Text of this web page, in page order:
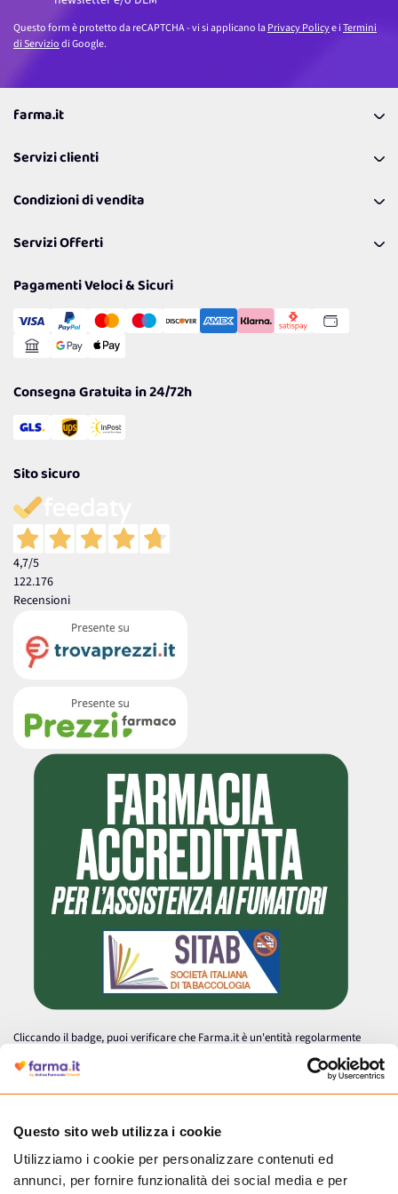
Questo sito web utilizza i cookie
Utilizziamo i cookie per personalizzare contenuti ed
annunci, per fornire funzionalità dei social media e per
Questo form è protetto da reCAPTCHA - vi si applicano laPrivacy Policye iTermini
di Serviziodi Google.
farma.it
Coupon
Lavora con noi
Politiche per la parità di genere
Servizi clienti
Richiamami
Resi
Condizioni di vendita
Spedizioni
Cookie Policy
Gestisci Cookie
Servizi Offerti
Reso Facile e Veloce
Pagamenti Veloci & Sicuri
Consegna Gratuita in 24/72h
Sito sicuro
4,7/5
122.176
Recensioni
Cliccando il badge, puoi verificare che Farma.it è un'entità regolarmente
autorizzata dal Ministero della Salute a effettuare la vendita online di
medicinali.